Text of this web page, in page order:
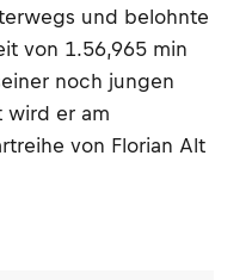
und belohnte
von 1.56,965 min
noch jungen
wird er am
von Florian Alt